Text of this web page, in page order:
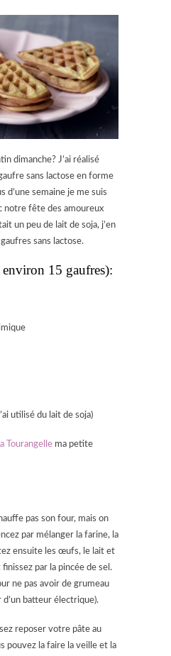
dimanche? J’ai réalisé
sans lactose en forme
d’une semaine je me suis
notre fête des amoureux
un peu de lait de soja, j’en
sans lactose.
15 gaufres):
utilisé du lait de soja)
Tourangelle ma petite
pas son four, mais on
par mélanger la farine, la
ensuite les œufs, le lait et
finissez par la pincée de sel.
ne pas avoir de grumeau
batteur électrique).
reposer votre pâte au
pouvez la faire la veille et la